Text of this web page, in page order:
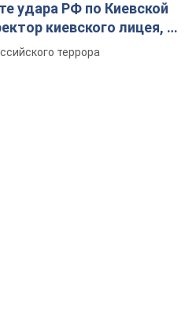
удара РФ по Киевской
киевского лицея, её
террора